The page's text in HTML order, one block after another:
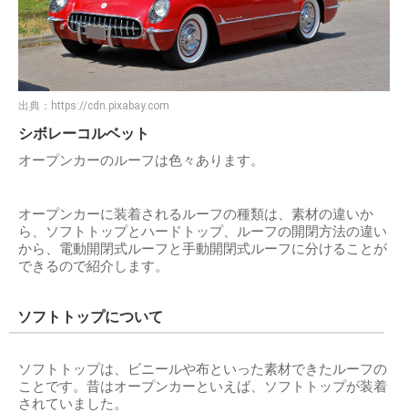
出典： https://cdn.pixabay.com
シボレーコルベット
オープンカーのルーフは色々あります。
オープンカーに装着されるルーフの種類は、素材の違いか
ら、ソフトトップとハードトップ、ルーフの開閉方法の違い
から、電動開閉式ルーフと手動開閉式ルーフに分けることが
できるので紹介します。
ソフトトップについて
ソフトトップは、ビニールや布といった素材できたルーフの
ことです。昔はオープンカーといえば、ソフトトップが装着
されていました。